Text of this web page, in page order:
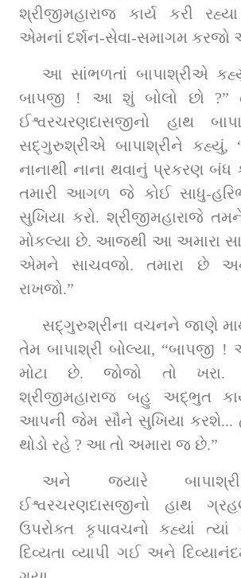
શ્રીજીમહારાજ કાર્ય કરી
એમનાં દર્શન-સેવા-સમાગમ કરજો
આ સાંભળતાં બાપાશ્રીએ
બાપજી ! આ શું બોલો છો ?”
ઈશ્વરચરણદાસજીનો હાથ
સદ્‌ગુરુશ્રીએ બાપાશ્રીને કહ્યું, “અને તમે પણ
નાનાથી નાના થવાનું પ્રકરણ બંધ
તમારી આગળ જે કોઈ સાધુ-
સુખિયા કરો. શ્રીજીમહારાજે
મોકલ્યા છે. આજથી આ અમારા
એમને સાચવજો. તમારા છે
રાખજો.”
સદ્‌ગુરુશ્રીના વચનને જાણે માથે ચડાવતા હોય
તેમ બાપાશ્રી બોલ્યા, “બાપજી
મોટા છે. જોજો તો ખરા.
શ્રીજીમહારાજ બહુ અદ્‌ભુત કાર્યો કરશે અને
આપની જેમ સૌને સુખિયા કરશે...
થોડો રહે ? આ તો અમારા જ છે.”
અને જ્યારે
ઈશ્વરચરણદાસજીનો હાથ
ઉપરોક્ત કૃપાવચનો કહ્યાં ત્યાં
દિવ્યતા વ્યાપી ગઈ અને